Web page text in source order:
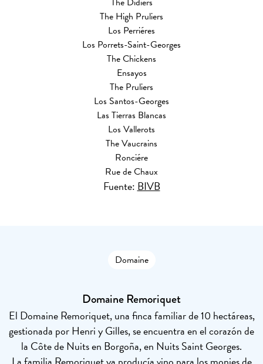
The High Pruliers
Los Perriéres
Los Porrets-Saint-Georges
The Chickens
Ensayos
The Pruliers
Los Santos-Georges
Las Tierras Blancas
Los Vallerots
The Vaucrains
Ronciére
Rue de Chaux
Fuente: BIVB
Domaine
Domaine Remoriquet
El Domaine Remoriquet, una finca familiar de 10 hectáreas,
gestionada por Henri y Gilles, se encuentra en el corazón de
la Côte de Nuits en Borgoña, en Nuits Saint Georges.